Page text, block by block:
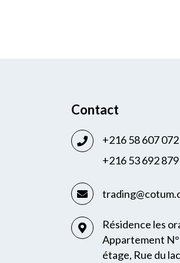
Contact
+216 58 607 072
+216 53 692 879
Résidence les
Appartement
étage, Rue du lac